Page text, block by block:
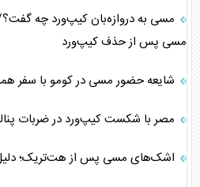
مسی به دروازه‌بان کیپ‌ورد چه
مسی پس از حذف کیپ‌ورد
شایعه حضور مسی در کومو با سفر
مصر با شکست کیپ‌ورد در ضربات
اشک‌های مسی پس از هت‌تریک؛ دلیل